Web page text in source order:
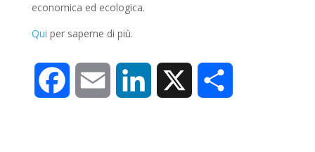
economica ed ecologica.
Qui per saperne di più.